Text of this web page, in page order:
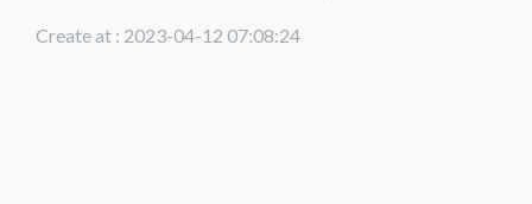
Create at : 2023-04-12 07:08:24